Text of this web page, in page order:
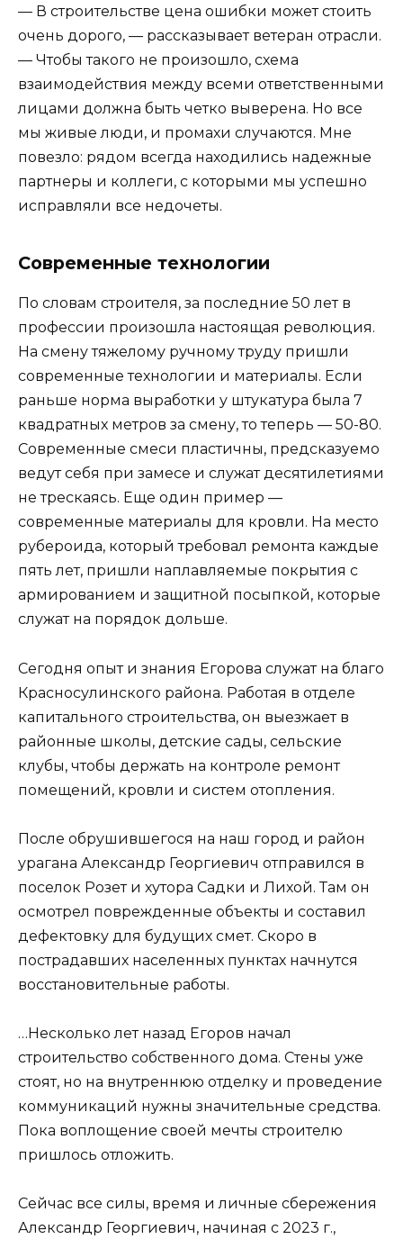
— В строительстве цена ошибки может стоить
очень дорого, — рассказывает ветеран отрасли.
— Чтобы такого не произошло, схема
взаимодействия между всеми ответственными
лицами должна быть четко выверена. Но все
мы живые люди, и промахи случаются. Мне
повезло: рядом всегда находились надежные
партнеры и коллеги, с которыми мы успешно
исправляли все недочеты.
Современные технологии
По словам строителя, за последние 50 лет в
профессии произошла настоящая революция.
На смену тяжелому ручному труду пришли
современные технологии и материалы. Если
раньше норма выработки у штукатура была 7
квадратных метров за смену, то теперь — 50-80.
Современные смеси пластичны, предсказуемо
ведут себя при замесе и служат десятилетиями
не трескаясь. Еще один пример —
современные материалы для кровли. На место
рубероида, который требовал ремонта каждые
пять лет, пришли наплавляемые покрытия с
армированием и защитной посыпкой, которые
служат на порядок дольше.
Сегодня опыт и знания Егорова служат на благо
Красносулинского района. Работая в отделе
капитального строительства, он выезжает в
районные школы, детские сады, сельские
клубы, чтобы держать на контроле ремонт
помещений, кровли и систем отопления.
После обрушившегося на наш город и район
урагана Александр Георгиевич отправился в
поселок Розет и хутора Садки и Лихой. Там он
осмотрел поврежденные объекты и составил
дефектовку для будущих смет. Скоро в
пострадавших населенных пунктах начнутся
восстановительные работы.
…Несколько лет назад Егоров начал
строительство собственного дома. Стены уже
стоят, но на внутреннюю отделку и проведение
коммуникаций нужны значительные средства.
Пока воплощение своей мечты строителю
пришлось отложить.
Сейчас все силы, время и личные сбережения
Александр Георгиевич, начиная с 2023 г.,